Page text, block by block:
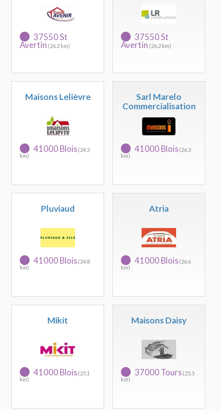
37550 St
Avertin (26.2 km)
37550 St
Avertin (26.2 km)
Maisons Lelièvre
41000 Blois (24.3
km)
Sarl Marelo
Commercialisation
41000 Blois (26.3
km)
Pluviaud
41000 Blois (24.8
km)
Atria
41000 Blois (26.6
km)
Mikit
41000 Blois (25.1
km)
Maisons Daisy
37000 Tours (25.3
km)